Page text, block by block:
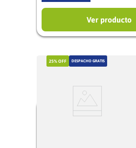
Ver producto
25% OFF DESPACHO GRATIS